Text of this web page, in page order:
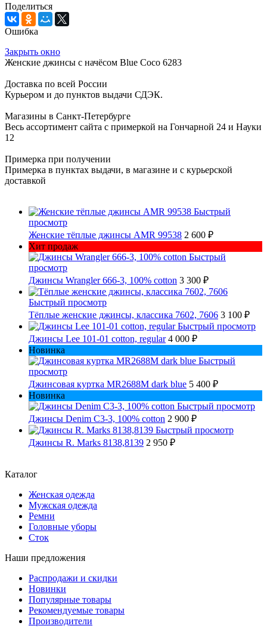
Поделиться
Ошибка
Закрыть окно
Женские джинсы с начёсом Blue Coco 6283
Доставка по всей России
Курьером и до пунктов выдачи СДЭК.
Магазины в Санкт-Петербурге
Весь ассортимент сайта с примеркой на Гончарной 24 и Науки
12
Примерка при получении
Примерка в пунктах выдачи, в магазине и с курьерской
доставкой
Быстрый
просмотр
Женские тёплые джинсы AMR 99538 2 600 ₽
Хит продаж
Быстрый
просмотр
Джинсы Wrangler 666-3, 100% cotton 3 300 ₽
Быстрый просмотр
Тёплые женские джинсы, классика 7602, 7606 3 100 ₽
Быстрый просмотр
Джинсы Lee 101-01 cotton, regular 4 000 ₽
Новинка
Быстрый
просмотр
Джинсовая куртка MR2688M dark blue 5 400 ₽
Новинка
Быстрый просмотр
Джинсы Denim C3-3, 100% cotton 2 900 ₽
Быстрый просмотр
Джинсы R. Marks 8138,8139 2 950 ₽
Каталог
Женская одежда
Мужская одежда
Ремни
Головные уборы
Сток
Наши предложения
Распродажи и скидки
Новинки
Популярные товары
Рекомендуемые товары
Производители